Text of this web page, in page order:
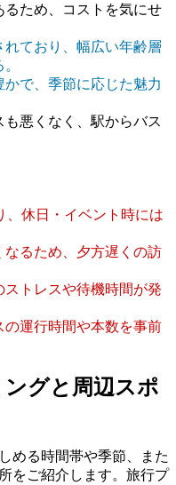
るため、コストを気にせ
ており、幅広い年齢層
で、季節に応じた魅力
悪くなく、駅からバス
、休日・イベント時には
るため、夕方遅くの訪
トレスや待機時間が発
運行時間や本数を事前
グと周辺スポ
める時間帯や季節、また
をご紹介します。旅行プ